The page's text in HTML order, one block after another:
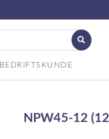
BEDRIFTSKUNDE
NPW45-12